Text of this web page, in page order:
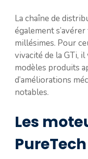
La chaîne de
également
millésimes. Pour
vivacité de la GTi,
modèles produits
d’améliorations
notables.
Les